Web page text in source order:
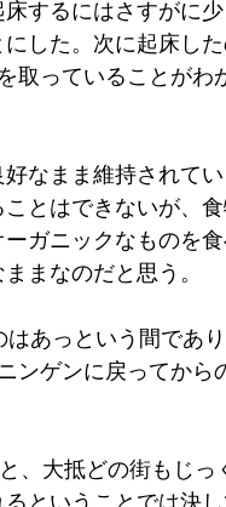
するにはさすがに
した。次に起床し
取っていることがわ
なまま維持されてい
とはできないが、
ガニックなものを食
まなのだと思う。
あっという間であ
ンゲンに戻ってから
、大抵どの街もじっ